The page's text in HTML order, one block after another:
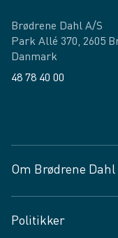
Brødrene Dahl A/S
Park Allé 370, 2605
Danmark
48 78 40 00
Om Brødrene Dahl
Vagttelefon 30 10 89 89
Politikker